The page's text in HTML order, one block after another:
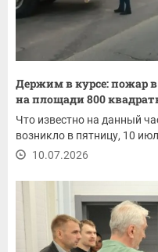
Держим в курсе: пожар
на площади 800
Что известно на данный
возникло в пятницу, 10
10.07.2026